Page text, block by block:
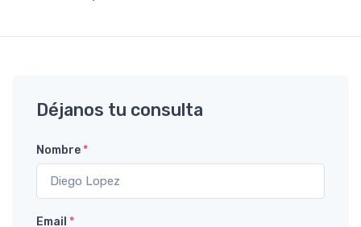
Déjanos tu consulta
Nombre*
Email *